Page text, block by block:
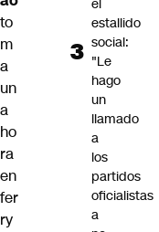
to
m
a
un
a
ho
ra
en
fer
ry
el
estallido
social:
"Le
hago
un
llamado
a
los
partidos
oficialistas
a